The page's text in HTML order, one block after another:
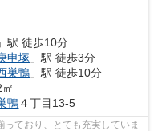
」駅 徒歩10分
申塚 」駅 徒歩3分
巣鴨 」駅 徒歩10分
鴨４丁目13-5
ており、とても充実していま